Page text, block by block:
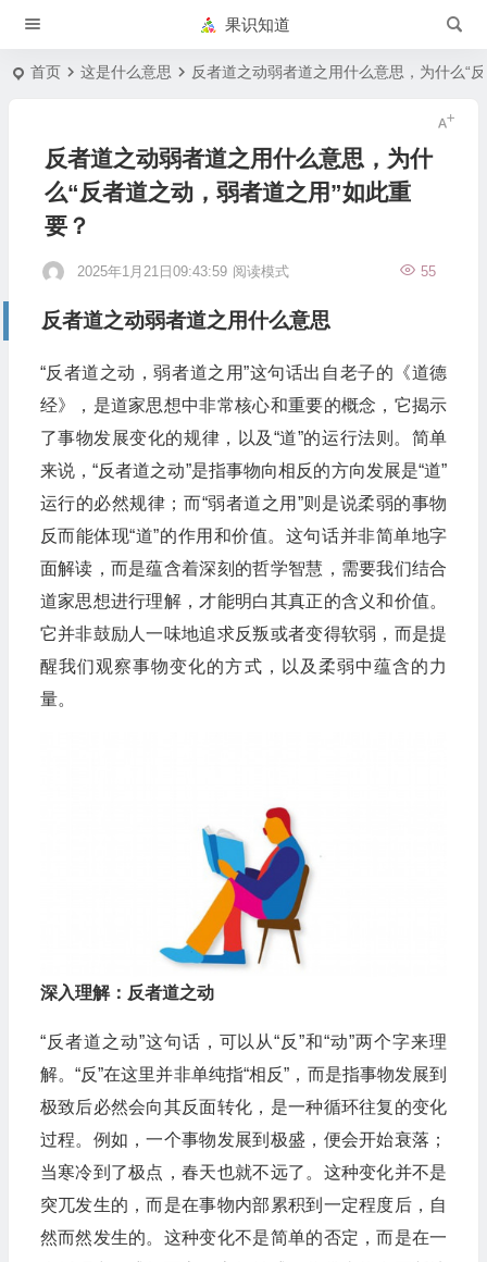
果识知道
首页 这是什么意思 反者道之动弱者道之用什么意思，为什么“
反者道之动弱者道之用什么意思，为什
么“反者道之动，弱者道之用”如此重
要？
2025年1月21日09:43:59 55
阅读模式
反者道之动弱者道之用什么意思
“反者道之动，弱者道之用”这句话出自老子的《道德
经》，是道家思想中非常核心和重要的概念，它揭示
了事物发展变化的规律，以及“道”的运行法则。简单
来说，“反者道之动”是指事物向相反的方向发展是“道”
运行的必然规律；而“弱者道之用”则是说柔弱的事物
反而能体现“道”的作用和价值。这句话并非简单地字
面解读，而是蕴含着深刻的哲学智慧，需要我们结合
道家思想进行理解，才能明白其真正的含义和价值。
它并非鼓励人一味地追求反叛或者变得软弱，而是提
醒我们观察事物变化的方式，以及柔弱中蕴含的力
量。
深入理解：反者道之动
“反者道之动”这句话，可以从“反”和“动”两个字来理
解。“反”在这里并非单纯指“相反”，而是指事物发展到
极致后必然会向其反面转化，是一种循环往复的变化
过程。例如，一个事物发展到极盛，便会开始衰落；
当寒冷到了极点，春天也就不远了。这种变化并不是
突兀发生的，而是在事物内部累积到一定程度后，自
然而然发生的。这种变化不是简单的否定，而是在一